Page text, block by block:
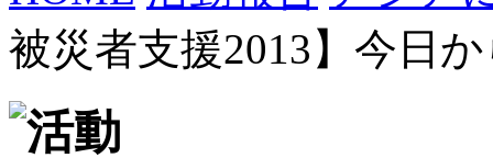
被災者支援2013】今日